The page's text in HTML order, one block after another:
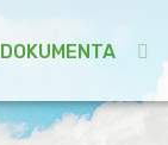
DOKUMENTA